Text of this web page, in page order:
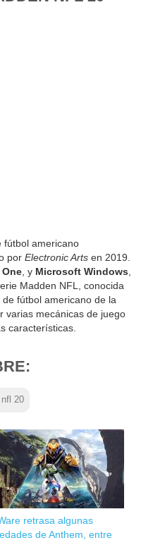
fútbol americano
porElectronic Arts en 2019.
, y Microsoft Windows
Madden NFL, conocida
fútbol americano de la
varias mecánicas de juego
características.
nfl 20
retrasa algunas
de Anthem, entre